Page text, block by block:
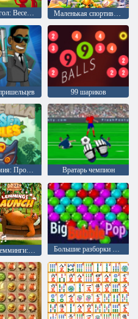
Чудесный гол: Веселый футбольный удар Маленькая спортивная империя
99 шариков
Зума Тотемия: Проклятые шарики Вратарь чемпион
Гризли и лемминги: запуск леммингов Большие разборки с пузырями